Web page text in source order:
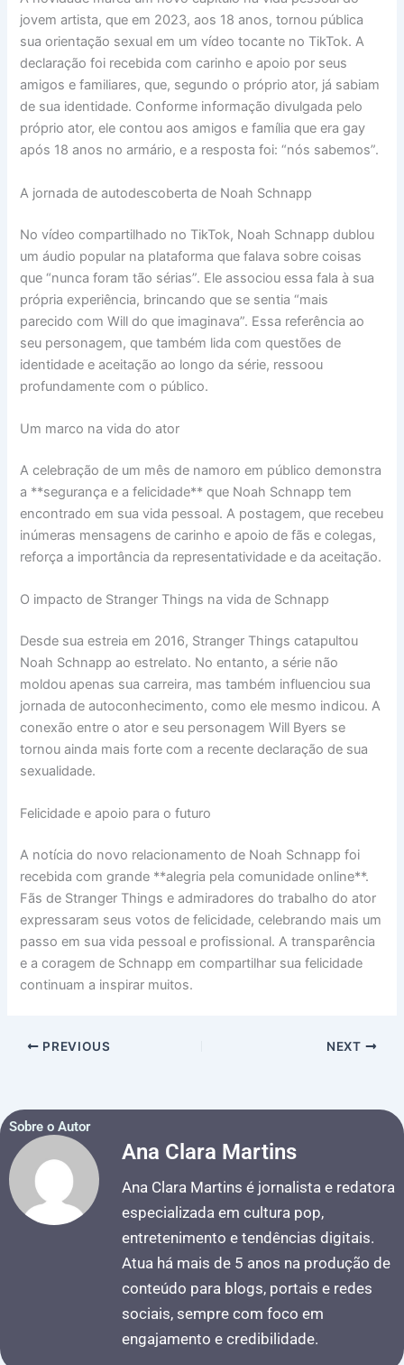
jovem artista, que em 2023, aos 18 anos, tornou pública
sua orientação sexual em um vídeo tocante no TikTok. A
declaração foi recebida com carinho e apoio por seus
amigos e familiares, que, segundo o próprio ator, já sabiam
de sua identidade. Conforme informação divulgada pelo
próprio ator, ele contou aos amigos e família que era gay
após 18 anos no armário, e a resposta foi: “nós sabemos”.
A jornada de autodescoberta de Noah Schnapp
No vídeo compartilhado no TikTok, Noah Schnapp dublou
um áudio popular na plataforma que falava sobre coisas
que “nunca foram tão sérias”. Ele associou essa fala à sua
própria experiência, brincando que se sentia “mais
parecido com Will do que imaginava”. Essa referência ao
seu personagem, que também lida com questões de
identidade e aceitação ao longo da série, ressoou
profundamente com o público.
Um marco na vida do ator
A celebração de um mês de namoro em público demonstra
a **segurança e a felicidade** que Noah Schnapp tem
encontrado em sua vida pessoal. A postagem, que recebeu
inúmeras mensagens de carinho e apoio de fãs e colegas,
reforça a importância da representatividade e da aceitação.
O impacto de Stranger Things na vida de Schnapp
Desde sua estreia em 2016, Stranger Things catapultou
Noah Schnapp ao estrelato. No entanto, a série não
moldou apenas sua carreira, mas também influenciou sua
jornada de autoconhecimento, como ele mesmo indicou. A
conexão entre o ator e seu personagem Will Byers se
tornou ainda mais forte com a recente declaração de sua
sexualidade.
Felicidade e apoio para o futuro
A notícia do novo relacionamento de Noah Schnapp foi
recebida com grande **alegria pela comunidade online**.
Fãs de Stranger Things e admiradores do trabalho do ator
expressaram seus votos de felicidade, celebrando mais um
passo em sua vida pessoal e profissional. A transparência
e a coragem de Schnapp em compartilhar sua felicidade
continuam a inspirar muitos.
PREVIOUS NEXT
Sobre o Autor
Ana Clara Martins
Ana Clara Martins é jornalista e redatora
especializada em cultura pop,
entretenimento e tendências digitais.
Atua há mais de 5 anos na produção de
conteúdo para blogs, portais e redes
sociais, sempre com foco em
engajamento e credibilidade.